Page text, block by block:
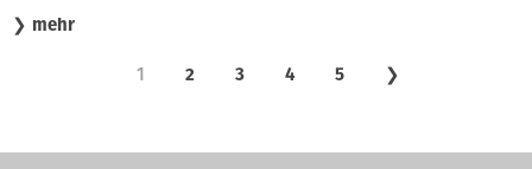
❯ mehr
1 2 3 4 5 ❯